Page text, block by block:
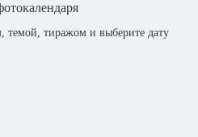
темой, тиражом и выберите дату